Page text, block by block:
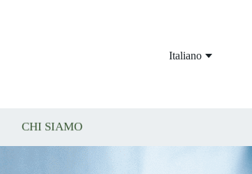
Italiano
CHI SIAMO